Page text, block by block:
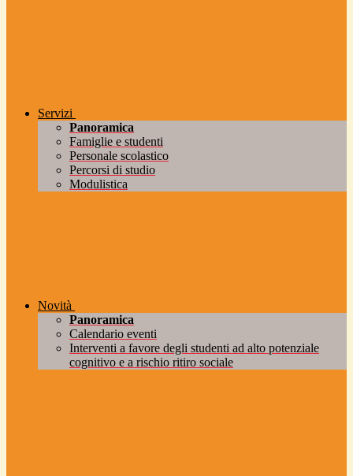
Servizi
Panoramica
Famiglie e studenti
Personale scolastico
Percorsi di studio
Modulistica
Novità
Panoramica
Calendario eventi
Interventi a favore degli studenti ad alto potenziale
cognitivo e a rischio ritiro sociale